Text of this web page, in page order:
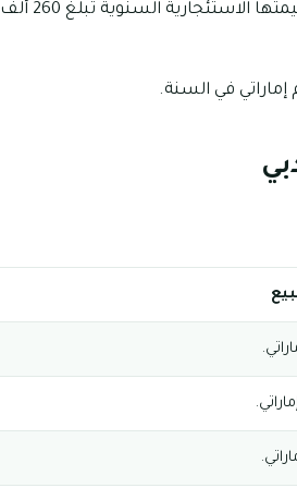
من ناحية أخري فإن أسعار استئجار منازل تاون هاوس الثلاث غرف فإن قيمتها الاستئجارية السنوية تبلغ 260 ألف